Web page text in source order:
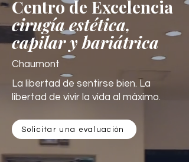
Centro de Excelencia
cirugía estética,
capilar y bariátrica
Chaumont
La libertad de sentirse bien. La
libertad de vivir la vida al máximo.
Solicitar una evaluación